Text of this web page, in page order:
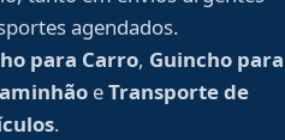
agendados.
para Carro, Guincho para
eTransporte de
.